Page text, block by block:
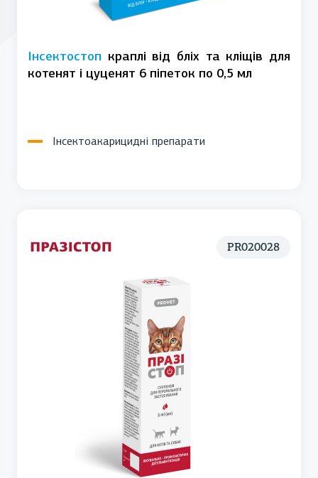
Інсектостоп краплі від бліх та кліщів для
котенят і цуценят 6 піпеток по 0,5 мл
Інсектоакарицидні препарати
PR020028